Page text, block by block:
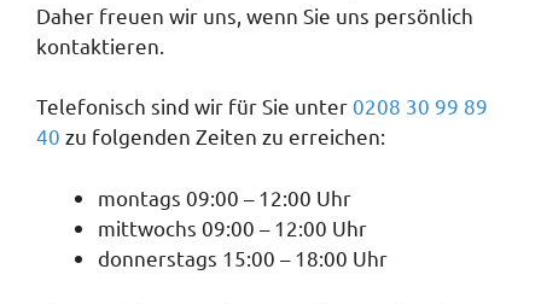
Daher freuen wir uns, wenn Sie uns persönlich
kontaktieren.
Telefonisch sind wir für Sie unter0208 30 99 89
40 zu folgenden Zeiten zu erreichen:
montags 09:00 – 12:00 Uhr
mittwochs 09:00 – 12:00 Uhr
donnerstags 15:00 – 18:00 Uhr